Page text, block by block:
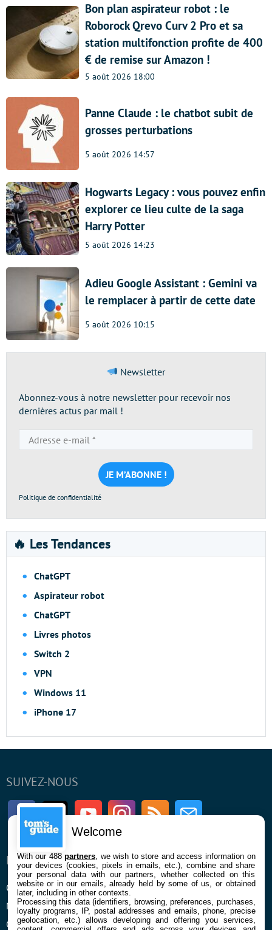
Bon plan aspirateur robot : le
Roborock Qrevo Curv 2 Pro et sa
station multifonction profite de 400
€ de remise sur Amazon !
5 août 2026 18:00
Panne Claude : le chatbot subit de
grosses perturbations
5 août 2026 14:57
Hogwarts Legacy : vous pouvez enfin
explorer ce lieu culte de la saga
Harry Potter
5 août 2026 14:23
Adieu Google Assistant : Gemini va
le remplacer à partir de cette date
5 août 2026 10:15
Newsletter
Abonnez-vous à notre newsletter pour recevoir nos
dernières actus par mail !
e-
mail
*
Politique de confidentialité
🔥 Les Tendances
ChatGPT
Aspirateur robot
ChatGPT
Livres photos
Switch 2
VPN
Windows 11
iPhone 17
SUIVEZ-NOUS
FacebookTwitter Youtube InstagramRSS Newsletter
ENTREPRISE
Qui sommes nous
Mentions légales et CGU
Confidentialité et Cookies
À PROPOS
La rédaction
Contact
Welcome
With our 488partners , we wish to store and access information on
your devices (cookies, pixels in emails, etc.), combine and share
your personal data with our partners, whether collected on this
website or in our emails, already held by some of us, or obtained
later, including in other contexts.
Processing this data (identifiers, browsing, preferences, purchases,
loyalty programs, IP, postal addresses and emails, phone, precise
geolocation, etc.) allows developing and offering you services,